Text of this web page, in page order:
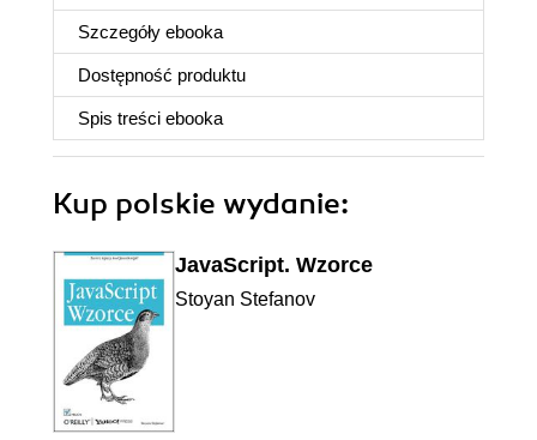
Szczegóły ebooka
Dostępność produktu
Spis treści ebooka
Kup polskie wydanie:
JavaScript. Wzorce
Stoyan Stefanov